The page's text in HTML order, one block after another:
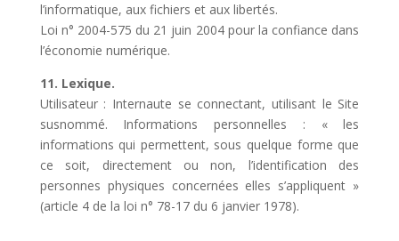
l’informatique, aux fichiers et aux libertés.
Loi n° 2004-575 du 21 juin 2004 pour la confiance dans
l’économie numérique.
11. Lexique.
Utilisateur : Internaute se connectant, utilisant le Site
susnommé. Informations personnelles : « les
informations qui permettent, sous quelque forme que
ce soit, directement ou non, l’identification des
personnes physiques concernées elles s’appliquent »
(article 4 de la loi n° 78-17 du 6 janvier 1978).